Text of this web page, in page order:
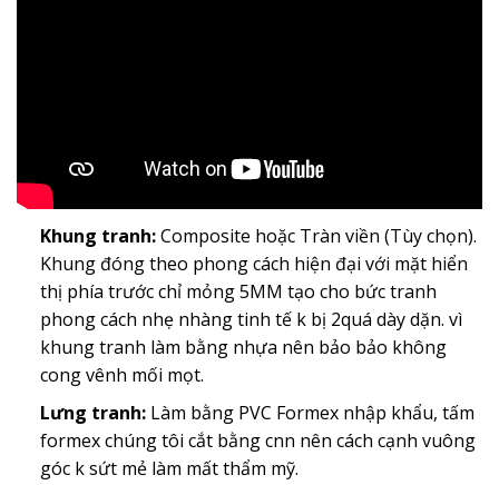
Khung tranh:Composite hoặc Tràn viền (Tùy chọn).
Khung đóng theo phong cách hiện đại với mặt hiển
thị phía trước chỉ mỏng 5MM tạo cho bức tranh
phong cách nhẹ nhàng tinh tế k bị 2quá dày dặn. vì
khung tranh làm bằng nhựa nên bảo bảo không
cong vênh mối mọt.
Lưng tranh:Làm bằng PVC Formex nhập khẩu, tấm
formex chúng tôi cắt bằng cnn nên cách cạnh vuông
góc k sứt mẻ làm mất thẩm mỹ.